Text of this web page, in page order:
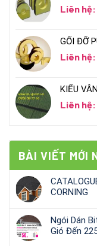
Liên
GỐI ĐỠ
Liên
KIỂU
Liên
BÀI VIẾT MỚI
CORNING
Ngói Dán
Gió Đến